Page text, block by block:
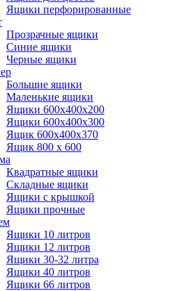
Ящики перфорированные
Прозрачные ящики
Синие ящики
Черные ящики
Большие ящики
Маленькие ящики
Ящики 600х400х200
Ящики 600х400х300
Ящик 600х400х370
Ящик 800 х 600
Квадратные ящики
Складные ящики
Ящики с крышкой
Ящики прочные
Ящики 10 литров
Ящики 12 литров
Ящики 30-32 литра
Ящики 40 литров
Ящики 66 литров